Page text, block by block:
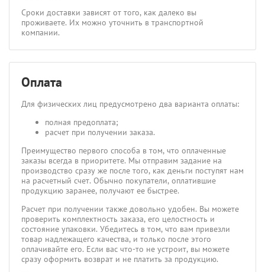
Сроки доставки зависят от того, как далеко вы
проживаете. Их можно уточнить в транспортной
компании.
Оплата
Для физических лиц предусмотрено два варианта оплаты:
полная предоплата;
расчет при получении заказа.
Преимущество первого способа в том, что оплаченные
заказы всегда в приоритете. Мы отправим задание на
производство сразу же после того, как деньги поступят нам
на расчетный счет. Обычно покупатели, оплатившие
продукцию заранее, получают ее быстрее.
Расчет при получении также довольно удобен. Вы можете
проверить комплектность заказа, его целостность и
состояние упаковки. Убедитесь в том, что вам привезли
товар надлежащего качества, и только после этого
оплачивайте его. Если вас что-то не устроит, вы можете
сразу оформить возврат и не платить за продукцию.